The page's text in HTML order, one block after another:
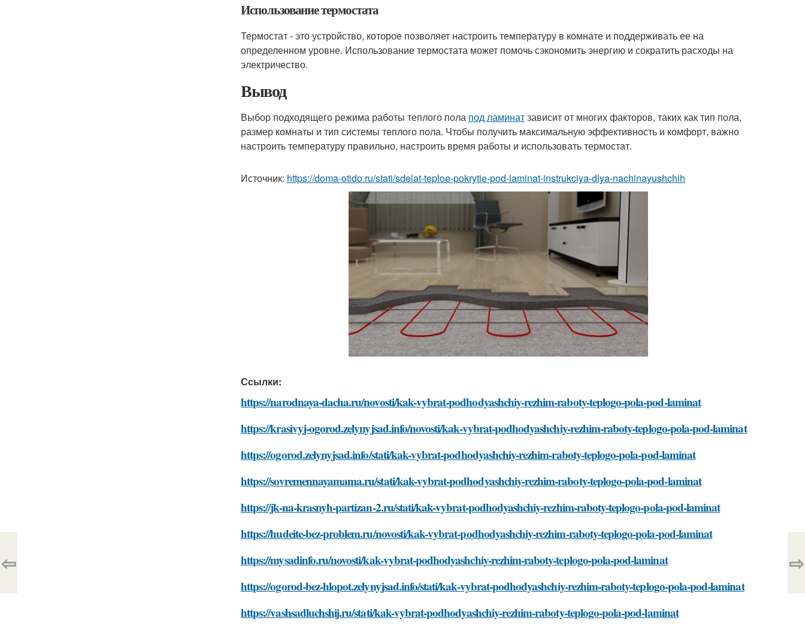
Использование термостата
Термостат - это устройство, которое позволяет настроить температуру в комнате и поддерживать ее на
определенном уровне. Использование термостата может помочь сэкономить энергию и сократить расходы на
электричество.
Вывод
Выбор подходящего режима работы теплого пола под ламинатзависит от многих факторов, таких как тип пола,
размер комнаты и тип системы теплого пола. Чтобы получить максимальную эффективность и комфорт, важно
настроить температуру правильно, настроить время работы и использовать термостат.
Источник: https://doma-otido.ru/stati/sdelat-teploe-pokrytie-pod-laminat-instrukciya-dlya-nachinayushchih
Ссылки:
https://narodnaya-dacha.ru/novosti/kak-vybrat-podhodyashchiy-rezhim-raboty-teplogo-pola-pod-laminat
https://krasivyj-ogorod.zelynyjsad.info/novosti/kak-vybrat-podhodyashchiy-rezhim-raboty-teplogo-pola-pod-laminat
https://ogorod.zelynyjsad.info/stati/kak-vybrat-podhodyashchiy-rezhim-raboty-teplogo-pola-pod-laminat
https://sovremennayamama.ru/stati/kak-vybrat-podhodyashchiy-rezhim-raboty-teplogo-pola-pod-laminat
https://jk-na-krasnyh-partizan-2.ru/stati/kak-vybrat-podhodyashchiy-rezhim-raboty-teplogo-pola-pod-laminat
https://hudeite-bez-problem.ru/novosti/kak-vybrat-podhodyashchiy-rezhim-raboty-teplogo-pola-pod-laminat
https://mysadinfo.ru/novosti/kak-vybrat-podhodyashchiy-rezhim-raboty-teplogo-pola-pod-laminat
https://ogorod-bez-hlopot.zelynyjsad.info/stati/kak-vybrat-podhodyashchiy-rezhim-raboty-teplogo-pola-pod-laminat
https://vashsadluchshij.ru/stati/kak-vybrat-podhodyashchiy-rezhim-raboty-teplogo-pola-pod-laminat
⇦ ⇨